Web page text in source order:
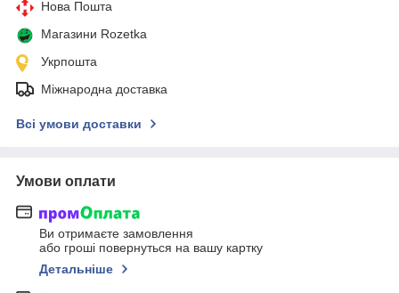
Нова Пошта
Магазини Rozetka
Укрпошта
Міжнародна доставка
Всі умови доставки
Умови оплати
Ви отримаєте замовлення
або гроші повернуться на вашу картку
Детальніше